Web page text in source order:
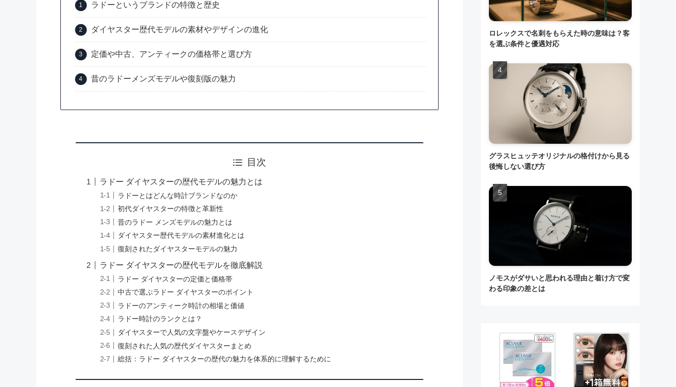
ラドーというブランドの特徴と歴史
ダイヤスター歴代モデルの素材やデザインの進化
定価や中古、アンティークの価格帯と選び方
昔のラドーメンズモデルや復刻版の魅力
目次
ラドー ダイヤスターの歴代モデルの魅力とは
ラドーとはどんな時計ブランドなのか
初代ダイヤスターの特徴と革新性
昔のラドー メンズモデルの魅力とは
ダイヤスター歴代モデルの素材進化とは
復刻されたダイヤスターモデルの魅力
ラドー ダイヤスターの歴代モデルを徹底解説
ラドー ダイヤスターの定価と価格帯
中古で選ぶラドー ダイヤスターのポイント
ラドーのアンティーク時計の相場と価値
ラドー時計のランクとは？
ダイヤスターで人気の文字盤やケースデザイン
復刻された人気の歴代ダイヤスターまとめ
総括：ラドー ダイヤスターの歴代の魅力を体系的に理解するために
ロレックスで名刺をもらえた時の意味は？客
を選ぶ条件と優遇対応
グラスヒュッテオリジナルの格付けから見る
後悔しない選び方
ノモスがダサいと思われる理由と着け方で変
わる印象の差とは